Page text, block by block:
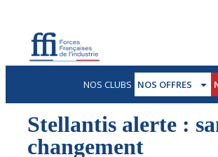
NOS CLUBS NOS OFFRES
Stellantis alerte :
changement